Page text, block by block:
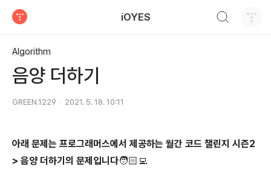
iOYES
Algorithm
음양 더하기
GREEN.1229 2021. 5. 18. 10:11
아래 문제는 프로그래머스에서 제공하는 월간 코드 챌린지 시즌2
> 음양 더하기의 문제입니다🧑🏻‍💻